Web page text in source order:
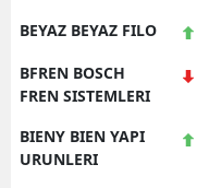
BEYAZ BEYAZ FILO
BFREN BOSCH
FREN SISTEMLERI
BIENY BIEN YAPI
URUNLERI